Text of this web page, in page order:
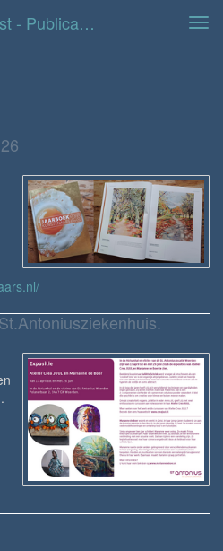
Marianne De Boer Kunst - Publicaties